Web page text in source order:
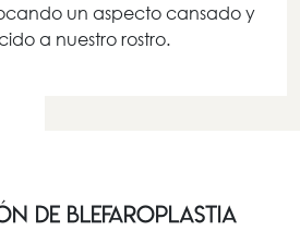
un aspecto cansado y
a nuestro rostro.
DE BLEFAROPLASTIA